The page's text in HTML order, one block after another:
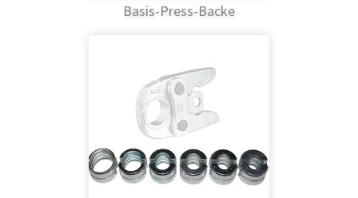
Basis-Press-Backe